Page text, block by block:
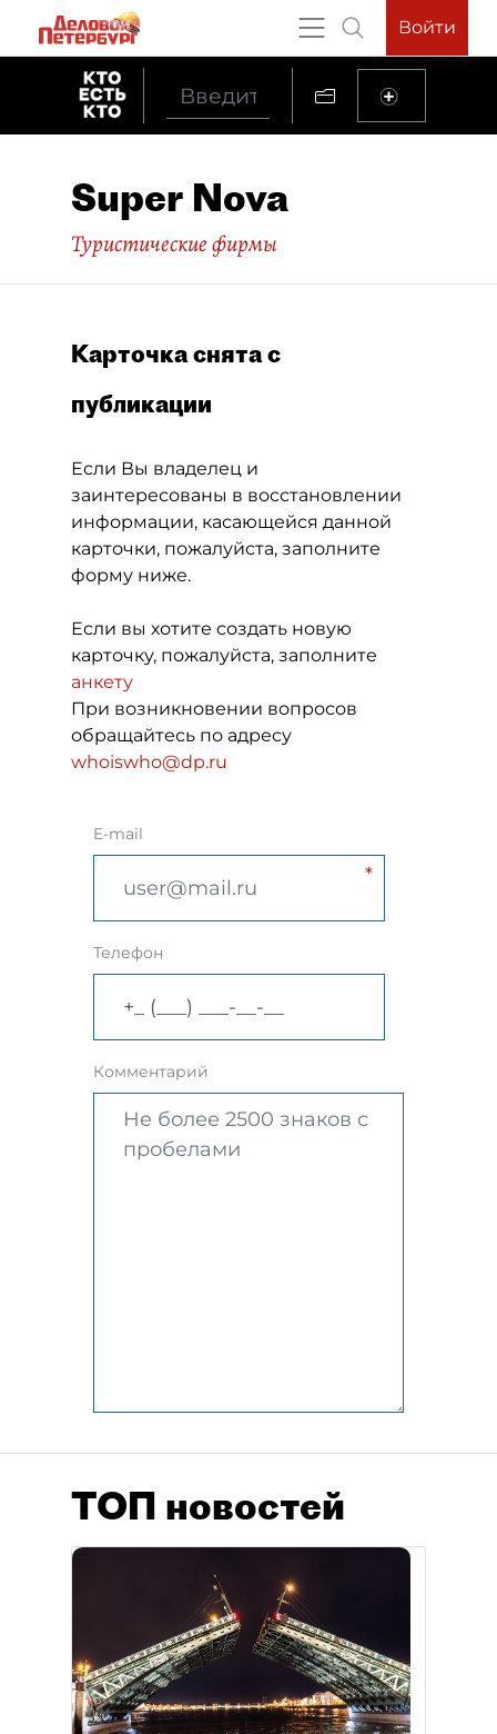
Войти
Super Nova
Туристические фирмы
Карточка снята с
публикации
Если Вы владелец и
заинтересованы в восстановлении
информации, касающейся данной
карточки, пожалуйста, заполните
форму ниже.
Если вы хотите создать новую
карточку, пожалуйста, заполните
анкету
При возникновении вопросов
обращайтесь по адресу
whoiswho@dp.ru
E-mail
Телефон
Комментарий
ТОП новостей